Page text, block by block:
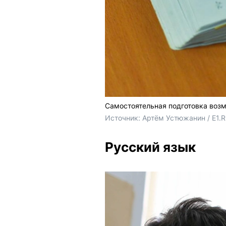
Самостоятельная подготовка
Источник: Артём Устюжанин /
Русский язык